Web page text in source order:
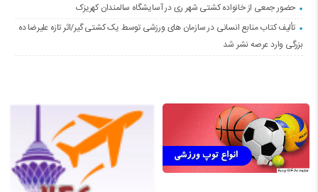
حضور جمعی از خانواده کشتی شهر ری در آسایشگاه سالمندان کهریزک
تألیف کتاب منابع انسانی در سازمان های ورزشی توسط یک کشتی گیر/اثر تازه علیرضا ده
بزرگی وارد عرصه نشر شد